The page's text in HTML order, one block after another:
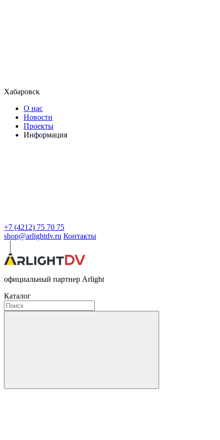
Хабаровск
О нас
Новости
Проекты
Информация
+7 (4212) 75 70 75
shop@arlightdv.ru Контакты
официальный партнер Arlight
Каталог